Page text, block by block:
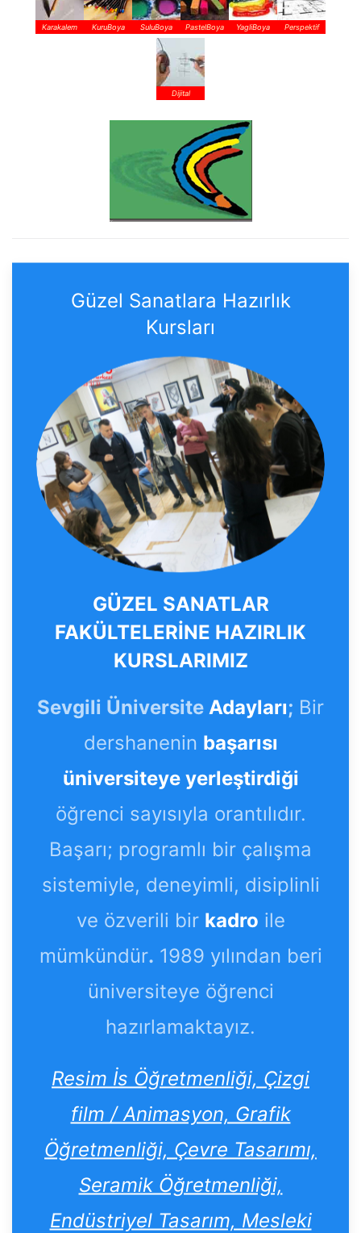
Karakalem KuruBoya SuluBoya PastelBoya YagliBoya Perspektif
Dijital
Güzel Sanatlara Hazırlık
Kursları
GÜZEL SANATLAR
FAKÜLTELERİNE HAZIRLIK
KURSLARIMIZ
Sevgili Üniversite Adayları; Bir
dershanenin başarısı
üniversiteye yerleştirdiği
öğrenci sayısıyla orantılıdır.
Başarı; programlı bir çalışma
sistemiyle, deneyimli, disiplinli
ve özverili bir kadro ile
mümkündür. 1989 yılından beri
üniversiteye öğrenci
hazırlamaktayız.
Resim İs Öğretmenliği, Çizgi
film / Animasyon, Grafik
Öğretmenliği, Çevre Tasarımı,
Seramik Öğretmenliği,
Endüstriyel Tasarım, Mesleki